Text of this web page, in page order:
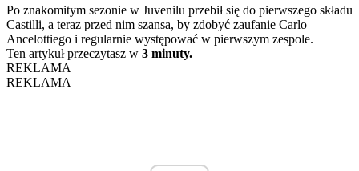
Po znakomitym sezonie w Juvenilu przebił się do pierwszego składu
Castilli, a teraz przed nim szansa, by zdobyć zaufanie Carlo
Ancelottiego i regularnie występować w pierwszym zespole.
Ten artykuł przeczytasz w 3 minuty.
REKLAMA
REKLAMA